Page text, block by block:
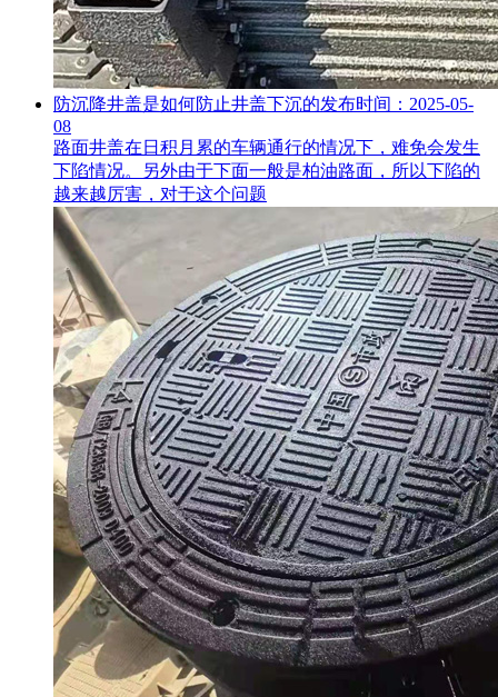
防沉降井盖是如何防止井盖下沉的发布时间：2025-05-
08
路面井盖在日积月累的车辆通行的情况下，难免会发生
下陷情况。另外由于下面一般是柏油路面，所以下陷的
越来越厉害，对于这个问题